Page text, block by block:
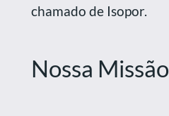
chamado de Isopor.
Nossa Missão